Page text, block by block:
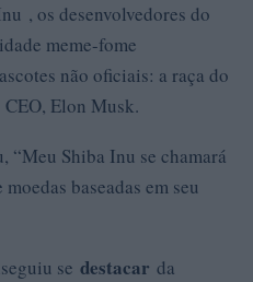
, os desenvolvedores do
meme-fome
não oficiais: a raça do
CEO, Elon Musk.
“Meu Shiba Inu se chamará
baseadas em seu
se destacar da